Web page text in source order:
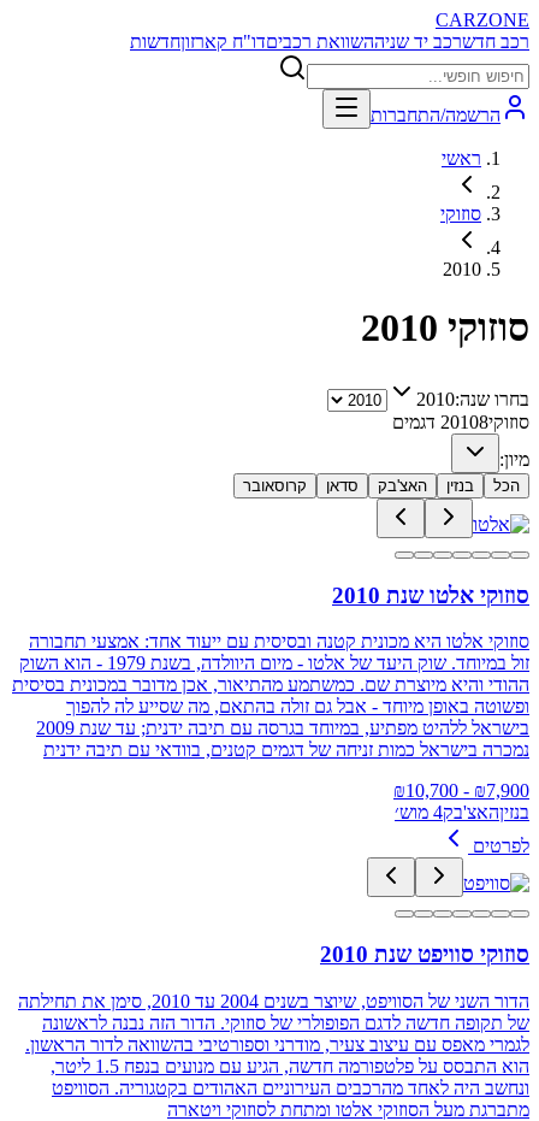
CARZONE
רכב חדשרכב יד שניההשוואת רכביםדו"ח קארזוןחדשות
הרשמה/התחברות
ראשי
סוזוקי
2010
סוזוקי 2010
בחרו שנה:2010
סוזוקי 20108
דגמים
מיון:
הכל בנזין האצ'בק סדאן קרוסאובר
סוזוקי אלטו שנת 2010
סוזוקי אלטו היא מכונית קטנה ובסיסית עם ייעוד אחד: אמצעי תחבורה
זול במיוחד. שוק היעד של אלטו - מיום היוולדה, בשנת 1979 - הוא השוק
ההודי והיא מיוצרת שם. כמשתמע מהתיאור, אכן מדובר במכונית בסיסית
ופשוטה באופן מיוחד - אבל גם זולה בהתאם, מה שסייע לה להפוך
בישראל ללהיט מפתיע, במיוחד בגרסה עם תיבה ידנית; עד שנת 2009
נמכרה בישראל כמות זניחה של דגמים קטנים, בוודאי עם תיבה ידנית
₪7,900
- ₪
10,700
בנזיןהאצ'בק4 מוש׳
לפרטים
סוזוקי סוויפט שנת 2010
הדור השני של הסוויפט, שיוצר בשנים 2004 עד 2010, סימן את תחילתה
של תקופה חדשה לדגם הפופולרי של סוזוקי. הדור הזה נבנה לראשונה
לגמרי מאפס עם עיצוב צעיר, מודרני וספורטיבי בהשוואה לדור הראשון.
הוא התבסס על פלטפורמה חדשה, הגיע עם מנועים בנפח 1.5 ליטר,
ונחשב היה לאחד מהרכבים העירוניים האהודים בקטגוריה. הסוויפט
מתברגת מעל הסוזוקי אלטו ומתחת לסוזוקי ויטארה